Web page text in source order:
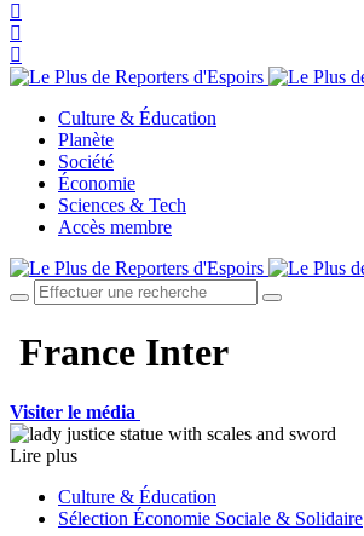
Culture & Éducation
Planète
Société
Économie
Sciences & Tech
Accès membre
France Inter
Visiter le média
Lire plus
Culture & Éducation
Sélection Économie Sociale & Solidaire